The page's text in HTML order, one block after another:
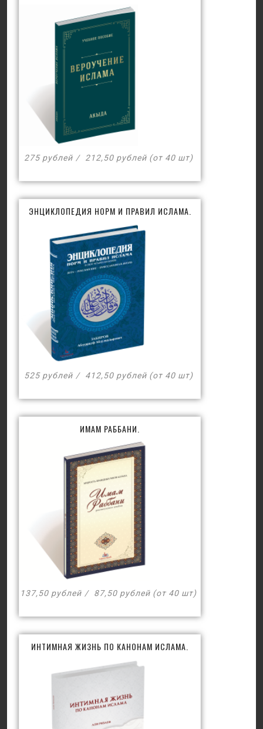
275 рублей 212,50 рублей (от 40 шт)
ЭНЦИКЛОПЕДИЯ НОРМ И ПРАВИЛ ИСЛАМА.
525 рублей 412,50 рублей (от 40 шт)
ИМАМ РАББАНИ.
137,50 рублей 87,50 рублей (от 40 шт)
ИНТИМНАЯ ЖИЗНЬ ПО КАНОНАМ ИСЛАМА.